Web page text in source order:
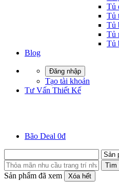
Tủ
Tủ
Tủ
Tủ
Tủ
Blog
Đăng nhập
Tạo tài khoản
Tư Vấn Thiết Kế
Bão Deal 0đ
Tìm
Sản phẩm đã xem Xóa hết